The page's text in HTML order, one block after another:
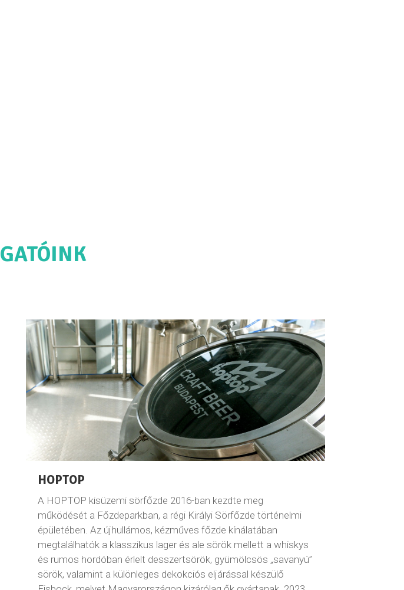
HOPTOP
A HOPTOP kisüzemi sörfőzde 2016-ban kezdte meg
működését a Főzdeparkban, a régi Királyi Sörfőzde történelmi
épületében. Az újhullámos, kézműves főzde kínálatában
megtalálhatók a klasszikus lager és ale sörök mellett a whiskys
és rumos hordóban érlelt desszertsörök, gyümölcsös „savanyú”
sörök, valamint a különleges dekokciós eljárással készülő